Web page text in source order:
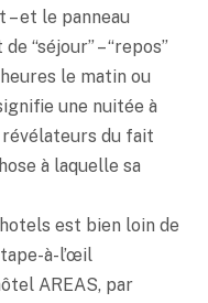
et le panneau
“séjour” – “repos”
le matin ou
une nuitée à
du fait
à laquelle sa
est bien loin de
à-l’œil
AREAS, par